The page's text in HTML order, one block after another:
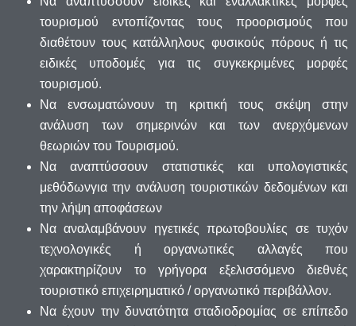
τουρισμού εντοπίζοντας τους προορισμούς που
διαθέτουν τους κατάλληλους φυσικούς πόρους ή τις
ειδικές υποδομές για τις συγκεκριμένες μορφές
τουρισμού.
Να ενσωματώνουν τη κριτική τους σκέψη στην
ανάλυση των σημερινών και των ανερχόμενων
θεωριών του Τουρισμού.
Να αναπτύσσουν στατιστικές και υπολογιστικές
μεθόδωνγια την ανάλυση τουριστικών δεδομένων και
την λήψη αποφάσεων
Να αναλαμβάνουν ηγετικές πρωτοβουλίες σε τυχόν
τεχνολογικές ή οργανωτικές αλλαγές που
χαρακτηρίζουν το γρήγορα εξελισσόμενο διεθνές
τουριστικό επιχειρηματικό / οργανωτικό περιβάλλον.
Να έχουν την δυνατότητα σταδιοδρομίας σε επίπεδο